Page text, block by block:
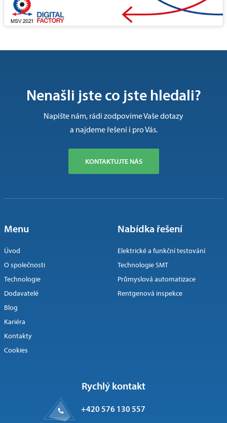
Nenašli jste co jste hledali?
Napište nám, rádi zodpovíme Vaše dotazy
a najdeme řešení i pro Vás.
KONTAKTUJTE NÁS
Menu
Úvod
O společnosti
Technologie
Dodavatelé
Blog
Kariéra
Kontakty
Cookies
Nabídka řešení
Elektrické a funkční testování
Technologie SMT
Průmyslová automatizace
Rentgenová inspekce
Rychlý kontakt
+420 576 130 557